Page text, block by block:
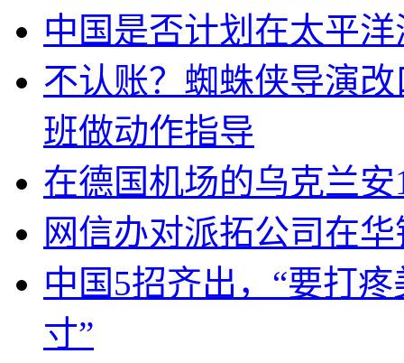
中国是否计划在太平
不认账？蜘蛛侠导演
班做动作指导
在德国机场的乌克兰
网信办对派拓公司在
中国5招齐出，“要打
寸”